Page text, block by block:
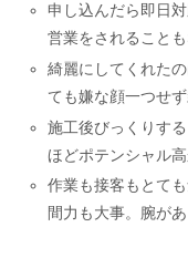
申し込んだら即日
営業をされること
綺麗にしてくれた
ても嫌な顔一つせ
施工後びっくりす
ほどポテンシャル高
作業も接客もとて
間力も大事。腕が